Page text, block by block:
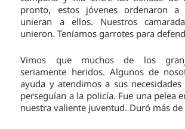
pronto, estos jóvenes ordenaron
unieran a ellos. Nuestros
unieron. Teníamos garrotes para
Vimos que muchos de los
seriamente heridos. Algunos de
ayuda y atendimos a sus
perseguían a la policía. Fue una pelea
nuestra valiente juventud. Duró más de